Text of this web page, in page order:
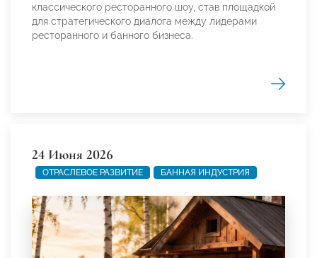
классического ресторанного шоу, став площадкой
для стратегического диалога между лидерами
ресторанного и банного бизнеса.
24 Июня 2026
ОТРАСЛЕВОЕ РАЗВИТИЕ БАННАЯ ИНДУСТРИЯ